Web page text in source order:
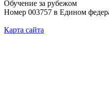
Обучение за рубежом
Номер 003757 в Едином
Карта сайта